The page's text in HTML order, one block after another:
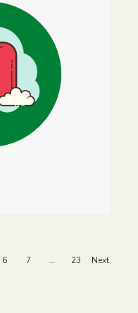
6 7 … 23 Next